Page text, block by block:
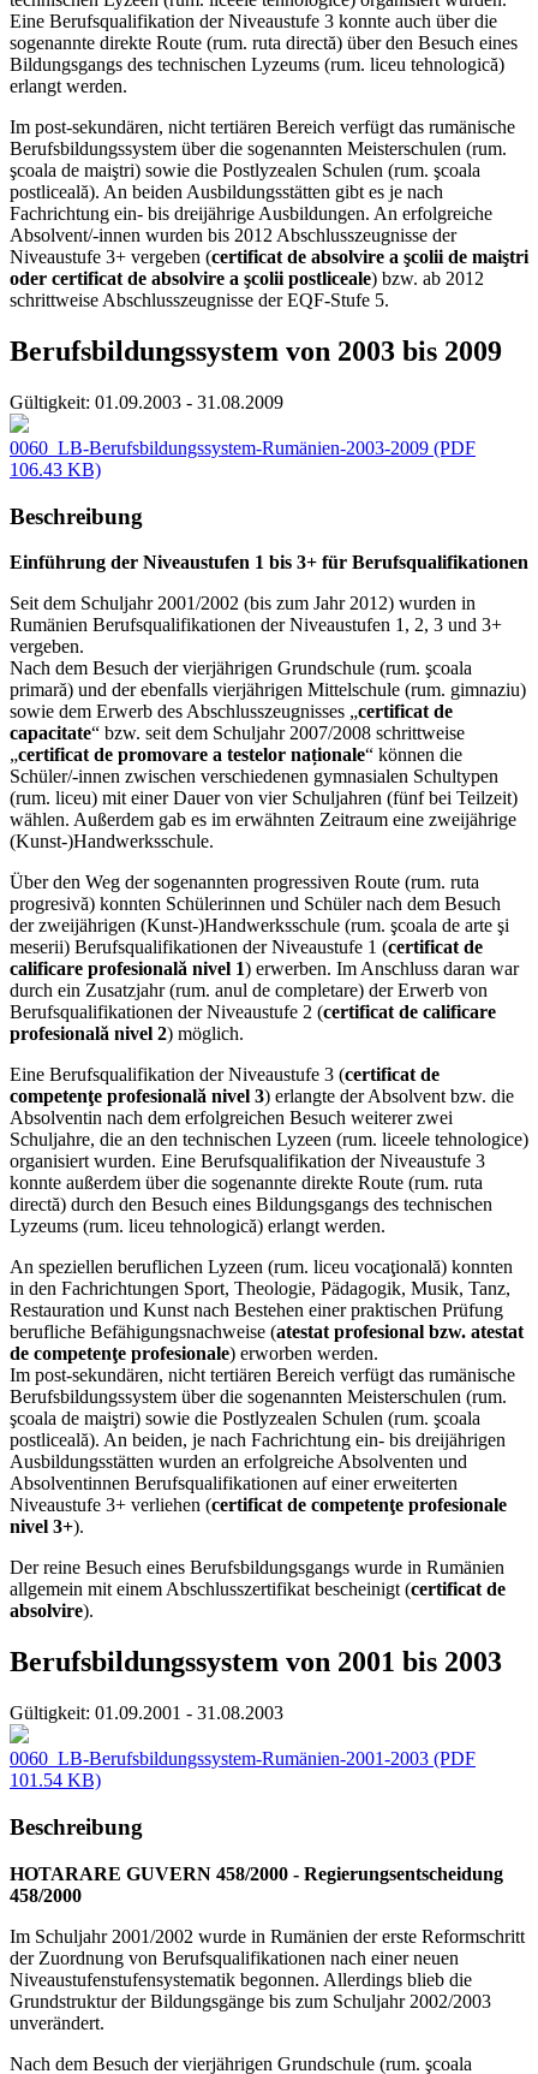
Eine Berufsqualifikation der Niveaustufe 3 konnte auch über die
sogenannte direkte Route (rum. ruta directă) über den Besuch eines
Bildungsgangs des technischen Lyzeums (rum. liceu tehnologică)
erlangt werden.
Im post-sekundären, nicht tertiären Bereich verfügt das rumänische
Berufsbildungssystem über die sogenannten Meisterschulen (rum.
şcoala de maiştri) sowie die Postlyzealen Schulen (rum. şcoala
postliceală). An beiden Ausbildungsstätten gibt es je nach
Fachrichtung ein- bis dreijährige Ausbildungen. An erfolgreiche
Absolvent/-innen wurden bis 2012 Abschlusszeugnisse der
Niveaustufe 3+ vergeben (certificat de absolvire a şcolii de maiştri
oder certificat de absolvire a şcolii postliceale) bzw. ab 2012
schrittweise Abschlusszeugnisse der EQF-Stufe 5.
Berufsbildungssystem von 2003 bis 2009
Gültigkeit: 01.09.2003 - 31.08.2009
0060_LB-Berufsbildungssystem-Rumänien-2003-2009 (PDF
106.43 KB)
Beschreibung
Einführung der Niveaustufen 1 bis 3+ für Berufsqualifikationen
Seit dem Schuljahr 2001/2002 (bis zum Jahr 2012) wurden in
Rumänien Berufsqualifikationen der Niveaustufen 1, 2, 3 und 3+
vergeben.
Nach dem Besuch der vierjährigen Grundschule (rum. şcoala
primară) und der ebenfalls vierjährigen Mittelschule (rum. gimnaziu)
sowie dem Erwerb des Abschlusszeugnisses „certificat de
capacitate“ bzw. seit dem Schuljahr 2007/2008 schrittweise
„certificat de promovare a testelor naționale“ können die
Schüler/-innen zwischen verschiedenen gymnasialen Schultypen
(rum. liceu) mit einer Dauer von vier Schuljahren (fünf bei Teilzeit)
wählen. Außerdem gab es im erwähnten Zeitraum eine zweijährige
(Kunst-)Handwerksschule.
Über den Weg der sogenannten progressiven Route (rum. ruta
progresivă) konnten Schülerinnen und Schüler nach dem Besuch
der zweijährigen (Kunst-)Handwerksschule (rum. şcoala de arte şi
meserii) Berufsqualifikationen der Niveaustufe 1 (certificat de
calificare profesională nivel 1) erwerben. Im Anschluss daran war
durch ein Zusatzjahr (rum. anul de completare) der Erwerb von
Berufsqualifikationen der Niveaustufe 2 (certificat de calificare
profesională nivel 2) möglich.
Eine Berufsqualifikation der Niveaustufe 3 (certificat de
competenţe profesională nivel 3) erlangte der Absolvent bzw. die
Absolventin nach dem erfolgreichen Besuch weiterer zwei
Schuljahre, die an den technischen Lyzeen (rum. liceele tehnologice)
organisiert wurden. Eine Berufsqualifikation der Niveaustufe 3
konnte außerdem über die sogenannte direkte Route (rum. ruta
directă) durch den Besuch eines Bildungsgangs des technischen
Lyzeums (rum. liceu tehnologică) erlangt werden.
An speziellen beruflichen Lyzeen (rum. liceu vocaţională) konnten
in den Fachrichtungen Sport, Theologie, Pädagogik, Musik, Tanz,
Restauration und Kunst nach Bestehen einer praktischen Prüfung
berufliche Befähigungsnachweise (atestat profesional bzw. atestat
de competenţe profesionale) erworben werden.
Im post-sekundären, nicht tertiären Bereich verfügt das rumänische
Berufsbildungssystem über die sogenannten Meisterschulen (rum.
şcoala de maiştri) sowie die Postlyzealen Schulen (rum. şcoala
postliceală). An beiden, je nach Fachrichtung ein- bis dreijährigen
Ausbildungsstätten wurden an erfolgreiche Absolventen und
Absolventinnen Berufsqualifikationen auf einer erweiterten
Niveaustufe 3+ verliehen (certificat de competenţe profesionale
nivel 3+).
Der reine Besuch eines Berufsbildungsgangs wurde in Rumänien
allgemein mit einem Abschlusszertifikat bescheinigt (certificat de
absolvire).
Berufsbildungssystem von 2001 bis 2003
Gültigkeit: 01.09.2001 - 31.08.2003
0060_LB-Berufsbildungssystem-Rumänien-2001-2003 (PDF
101.54 KB)
Beschreibung
HOTARARE GUVERN 458/2000 - Regierungsentscheidung
458/2000
Im Schuljahr 2001/2002 wurde in Rumänien der erste Reformschritt
der Zuordnung von Berufsqualifikationen nach einer neuen
Niveaustufenstufensystematik begonnen. Allerdings blieb die
Grundstruktur der Bildungsgänge bis zum Schuljahr 2002/2003
unverändert.
Nach dem Besuch der vierjährigen Grundschule (rum. şcoala